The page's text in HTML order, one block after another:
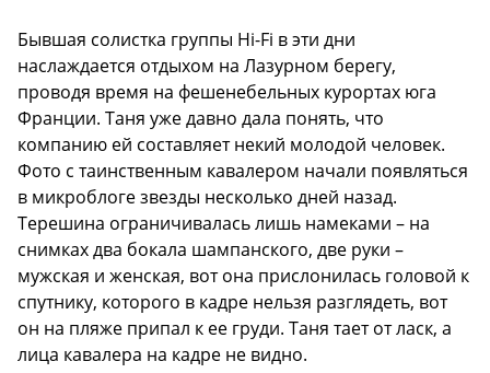
Бывшая солистка группы Hi-Fi в эти дни
наслаждается отдыхом на Лазурном берегу,
проводя время на фешенебельных курортах юга
Франции. Таня уже давно дала понять, что
компанию ей составляет некий молодой человек.
Фото с таинственным кавалером начали появляться
в микроблоге звезды несколько дней назад.
Терешина ограничивалась лишь намеками – на
снимках два бокала шампанского, две руки –
мужская и женская, вот она прислонилась головой к
спутнику, которого в кадре нельзя разглядеть, вот
он на пляже припал к ее груди. Таня тает от ласк, а
лица кавалера на кадре не видно.